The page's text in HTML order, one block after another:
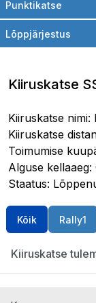
Punktikatse
Lõppjärjestus
Kiiruskatse
Kiiruskatse
Kiiruskatse
Toimumise
Alguse kellaaeg:
Staatus:
Kõik Rally1
Kiiruskatse